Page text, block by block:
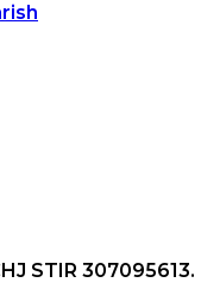
STIR 307095613.